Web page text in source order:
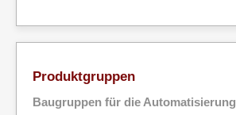
Produktgruppen
Baugruppen für die Automatisierung